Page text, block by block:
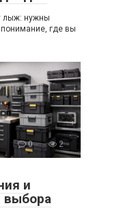
лыж: нужны
где вы
0 2
и
выбора